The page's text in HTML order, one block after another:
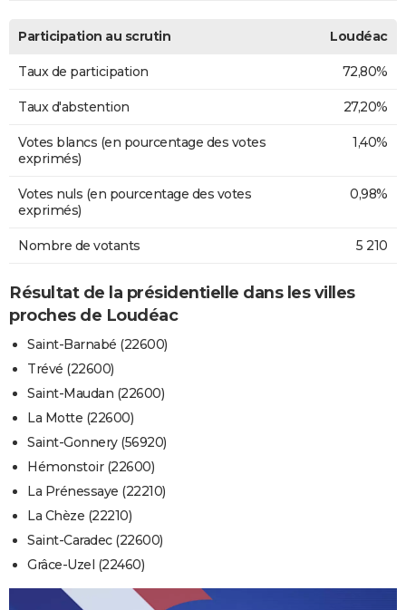
Participation au scrutin Loudéac
Taux de participation 72,80%
Taux d'abstention 27,20%
Votes blancs (en pourcentage des votes
exprimés)
1,40%
Votes nuls (en pourcentage des votes
exprimés)
0,98%
Nombre de votants 5 210
Résultat de la présidentielle dans les villes
proches de Loudéac
Saint-Barnabé (22600)
Trévé (22600)
Saint-Maudan (22600)
La Motte (22600)
Saint-Gonnery (56920)
Hémonstoir (22600)
La Prénessaye (22210)
La Chèze (22210)
Saint-Caradec (22600)
Grâce-Uzel (22460)